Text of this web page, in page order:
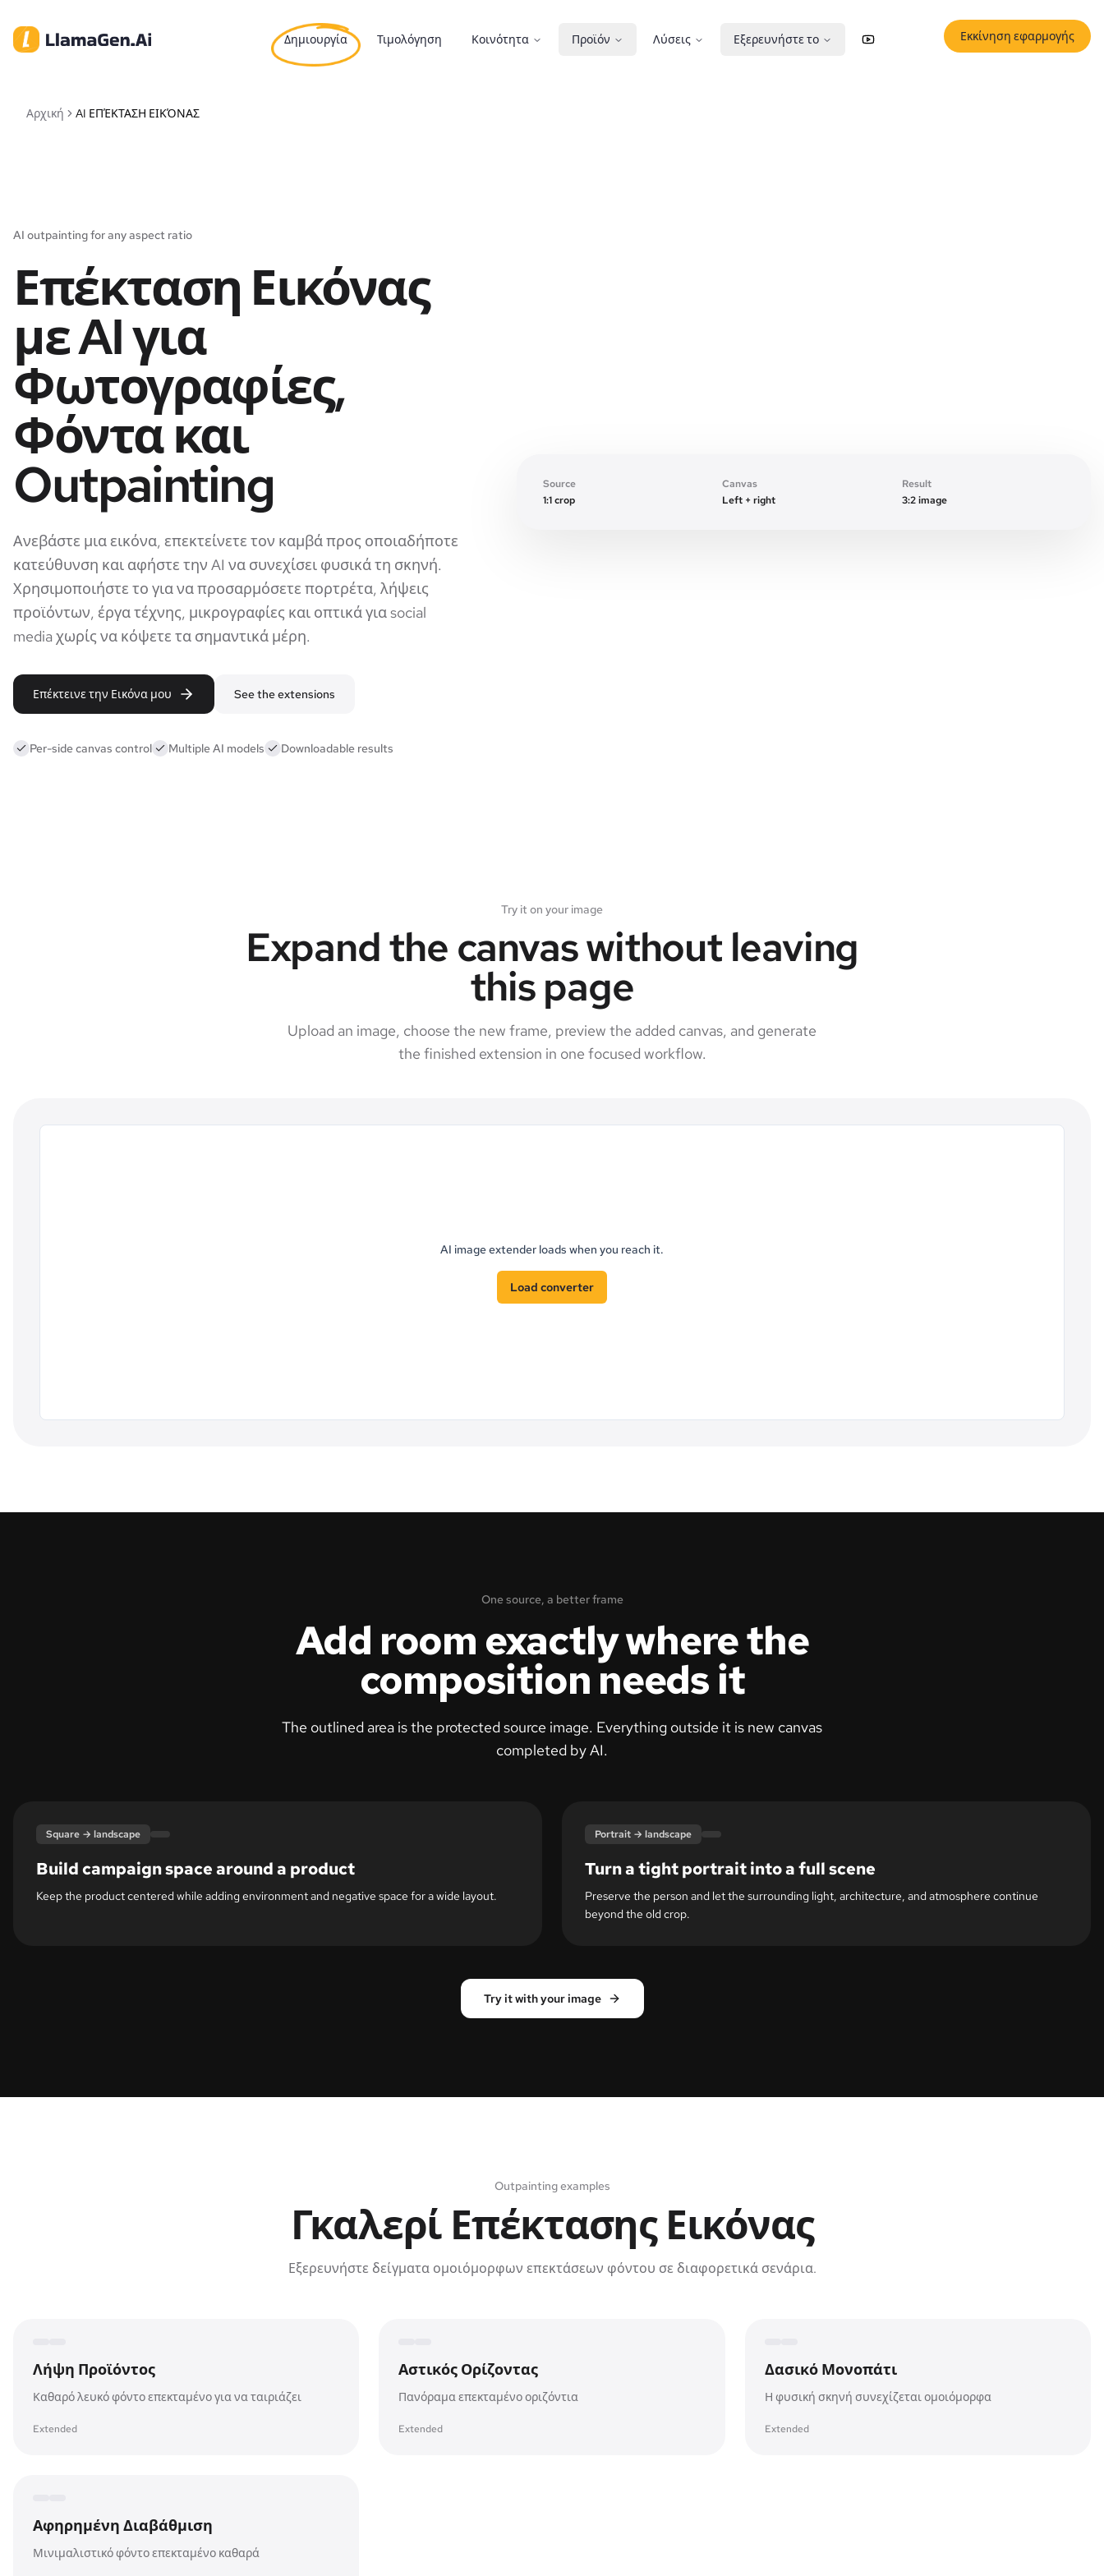
Δημιουργία Τιμολόγηση Κοινότητα Προϊόν Λύσεις Εξερευνήστε το YouTube X (Twitter)
Εκκίνηση εφαρμογής
Αρχική AI ΕΠΈΚΤΑΣΗ ΕΙΚΌΝΑΣ
AI outpainting for any aspect ratio
Επέκταση Εικόνας
με AI για
Φωτογραφίες,
Φόντα και
Outpainting
Ανεβάστε μια εικόνα, επεκτείνετε τον καμβά προς οποιαδήποτε
κατεύθυνση και αφήστε την AI να συνεχίσει φυσικά τη σκηνή.
Χρησιμοποιήστε το για να προσαρμόσετε πορτρέτα, λήψεις
προϊόντων, έργα τέχνης, μικρογραφίες και οπτικά για social
media χωρίς να κόψετε τα σημαντικά μέρη.
Επέκτεινε την Εικόνα μου See the extensions
Per-side canvas control Multiple AI models Downloadable results
Source
1:1 crop
Canvas
Left + right
Result
3:2 image
Try it on your image
Expand the canvas without leaving
this page
Upload an image, choose the new frame, preview the added canvas, and generate
the finished extension in one focused workflow.
AI image extender loads when you reach it.
Load converter
One source, a better frame
Add room exactly where the
composition needs it
The outlined area is the protected source image. Everything outside it is new canvas
completed by AI.
Square → landscape
Build campaign space around a product
Keep the product centered while adding environment and negative space for a wide layout.
Portrait → landscape
Turn a tight portrait into a full scene
Preserve the person and let the surrounding light, architecture, and atmosphere continue
beyond the old crop.
Try it with your image
Outpainting examples
Γκαλερί Επέκτασης Εικόνας
Εξερευνήστε δείγματα ομοιόμορφων επεκτάσεων φόντου σε διαφορετικά σενάρια.
Λήψη Προϊόντος
Καθαρό λευκό φόντο επεκταμένο για να ταιριάζει
Extended
Αστικός Ορίζοντας
Πανόραμα επεκταμένο οριζόντια
Extended
Δασικό Μονοπάτι
Η φυσική σκηνή συνεχίζεται ομοιόμορφα
Extended
Αφηρημένη Διαβάθμιση
Μινιμαλιστικό φόντο επεκταμένο καθαρά